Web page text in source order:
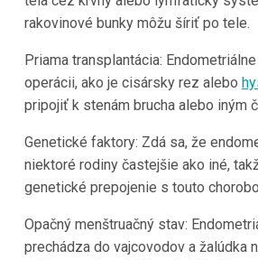
rakovinové bunky môžu šíriť po tele.
Priama transplantácia:
operácii, ako je cisársky rez alebo
pripojiť k stenám brucha alebo iným
Genetické faktory: Zdá sa, že
niektoré rodiny častejšie ako iné,
genetické prepojenie s touto
Opačný menštruačný stav:
prechádza do vajcovodov a žalúdka